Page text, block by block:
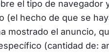
el tipo de navegador
(el hecho de que se
mostrado el anuncio,
(cantidad de: